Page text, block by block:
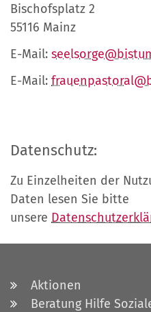
Bischofsplatz 2
55116 Mainz
E-Mail:
E-Mail:
Datenschutz:
Zu Einzelheiten der
Daten lesen Sie bitte
unsere
Aktionen
Beratung Hilfe